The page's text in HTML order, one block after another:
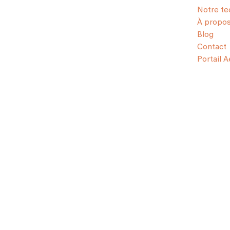
Notre
À propos
Blog
Contact
Portail